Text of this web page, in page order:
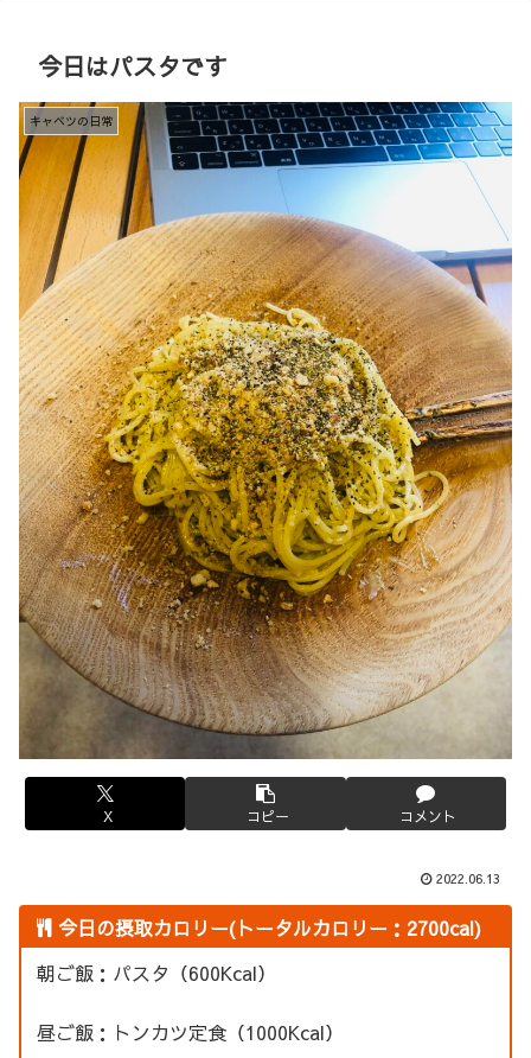
今日はパスタです
キャベツの日常
X コピー コメント
2022.06.13
今日の摂取カロリー(トータルカロリー：2700cal)
朝ご飯：パスタ（600Kcal）
昼ご飯：トンカツ定食（1000Kcal）